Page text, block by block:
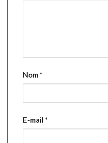
Nom*
E-mail *